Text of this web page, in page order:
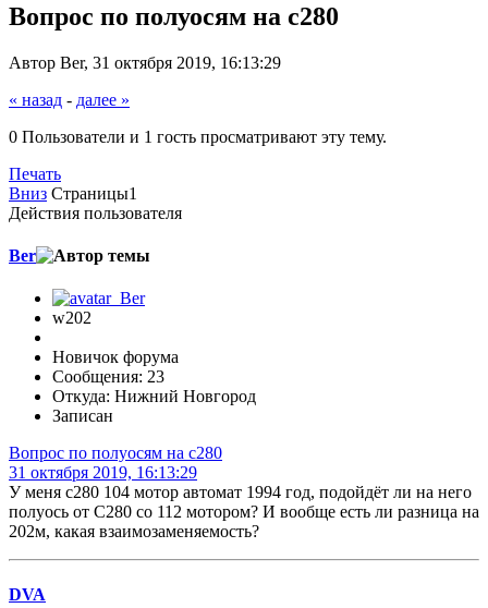
Вопрос по полуосям на c280
Автор Ber, 31 октября 2019, 16:13:29
« назад - далее »
0 Пользователи и 1 гость просматривают эту тему.
Печать
Вниз Страницы1
Действия пользователя
Ber
w202
Новичок форума
Сообщения: 23
Откуда: Нижний Новгород
Записан
Вопрос по полуосям на c280
31 октября 2019, 16:13:29
У меня c280 104 мотор автомат 1994 год, подойдёт ли на него
полуось от C280 со 112 мотором? И вообще есть ли разница на
202м, какая взаимозаменяемость?
DVA